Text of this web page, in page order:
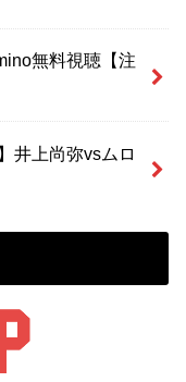
無料視聴【注
井上尚弥vsムロ